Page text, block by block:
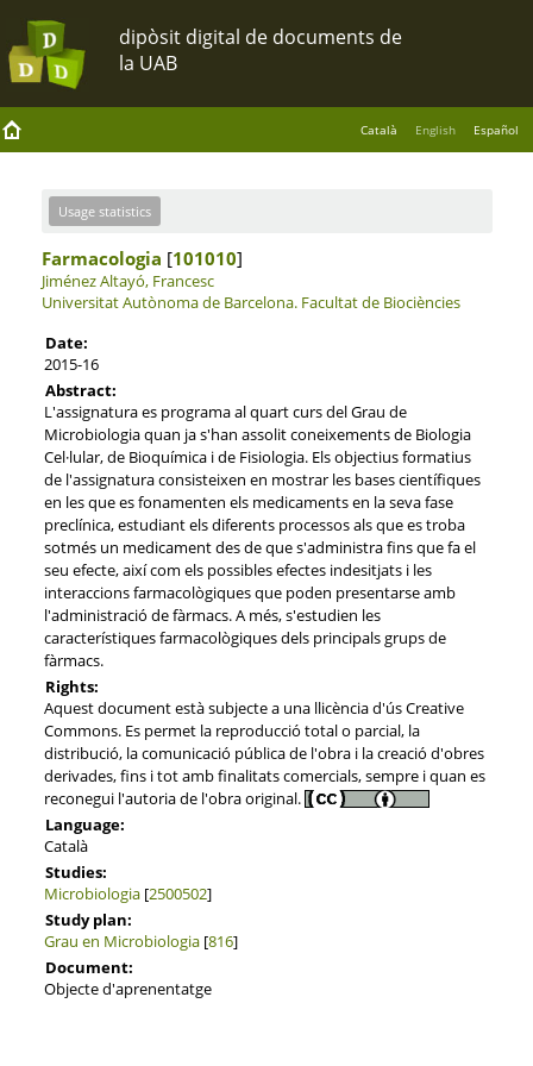
Català English Español
Usage statistics
Farmacologia [101010]
Jiménez Altayó, Francesc
Universitat Autònoma de Barcelona. Facultat de Biociències
Date:
2015-16
Abstract:
L'assignatura es programa al quart curs del Grau de
Microbiologia quan ja s'han assolit coneixements de Biologia
Cel·lular, de Bioquímica i de Fisiologia. Els objectius formatius
de l'assignatura consisteixen en mostrar les bases científiques
en les que es fonamenten els medicaments en la seva fase
preclínica, estudiant els diferents processos als que es troba
sotmés un medicament des de que s'administra fins que fa el
seu efecte, així com els possibles efectes indesitjats i les
interaccions farmacològiques que poden presentarse amb
l'administració de fàrmacs. A més, s'estudien les
característiques farmacològiques dels principals grups de
fàrmacs.
Rights:
Aquest document està subjecte a una llicència d'ús Creative
Commons. Es permet la reproducció total o parcial, la
distribució, la comunicació pública de l'obra i la creació d'obres
derivades, fins i tot amb finalitats comercials, sempre i quan es
reconegui l'autoria de l'obra original.
Language:
Català
Studies:
Microbiologia[2500502]
Study plan:
Grau en Microbiologia[816]
Document:
Objecte d'aprenentatge